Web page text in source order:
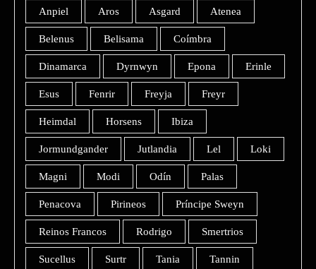
Anpiel Aros Asgard Atenea
Belenus Belisama Coímbra
Dinamarca Dyrnwyn Epona Erinle
Esus Fenrir Freyja Freyr
Heimdal Horsens Ibiza
Jormundgander Jutlandia Lel Loki
Magni Modi Odín Palas
Penacova Pirineos Príncipe Sweyn
Reinos Francos Rodrigo Smertrios
Sucellus Surtr Tania Tannin